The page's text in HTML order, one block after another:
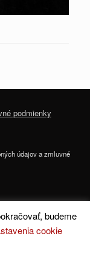
podmienky
údajov a zmluvné
budeme
cookie